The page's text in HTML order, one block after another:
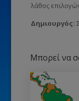
λάθος
Δημιουργός:
Μπορεί να